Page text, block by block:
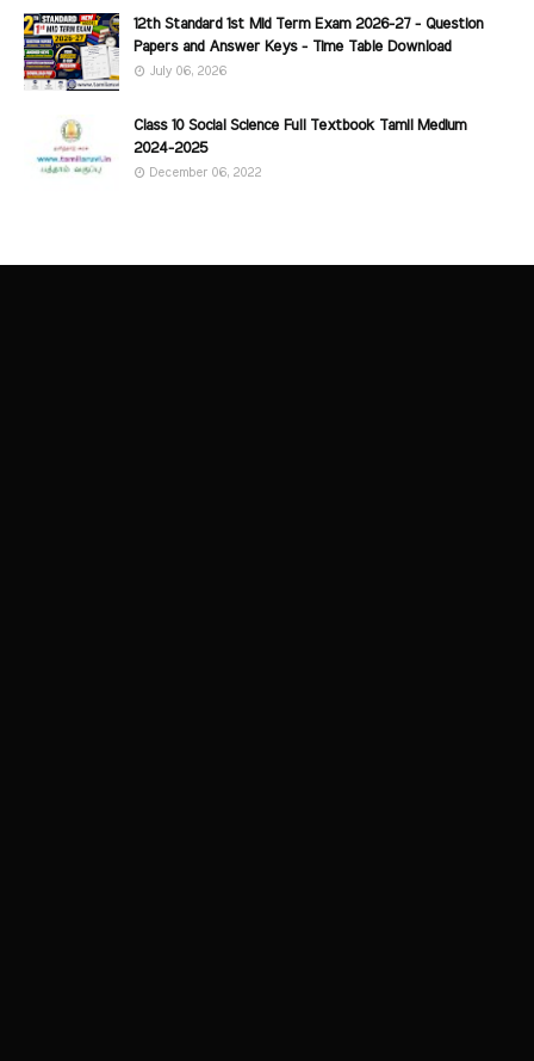
12th Standard 1st Mid Term Exam 2026-27 - Question
Papers and Answer Keys - Time Table Download
July 06, 2026
Class 10 Social Science Full Textbook Tamil Medium
2024-2025
December 06, 2022